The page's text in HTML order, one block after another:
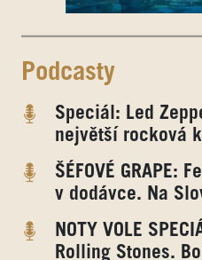
Podcasty
Speciál: Led
největší rocková
ŠÉFOVÉ GRAPE:
v dodávce. Na
NOTY VOLE
Rolling Stones.